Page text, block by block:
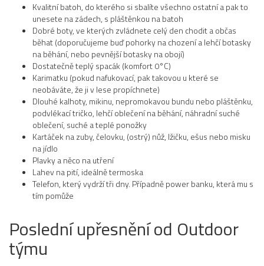
Kvalitní batoh, do kterého si sbalíte všechno ostatní a pak to
unesete na zádech, s pláštěnkou na batoh
Dobré boty, ve kterých zvládnete celý den chodit a občas
běhat (doporučujeme buď pohorky na chození a lehčí botasky
na běhání, nebo pevnější botasky na obojí)
Dostatečně teplý spacák (komfort 0°C)
Karimatku (pokud nafukovací, pak takovou u které se
neobáváte, že ji v lese propíchnete)
Dlouhé kalhoty, mikinu, nepromokavou bundu nebo pláštěnku,
podvlékací tričko, lehčí oblečení na běhání, náhradní suché
oblečení, suché a teplé ponožky
Kartáček na zuby, čelovku, (ostrý) nůž, lžičku, ešus nebo misku
na jídlo
Plavky a něco na utření
Lahev na pití, ideálně termoska
Telefon, který vydrží tři dny. Případně power banku, která mu s
tím pomůže
Poslední upřesnění od Outdoor
týmu